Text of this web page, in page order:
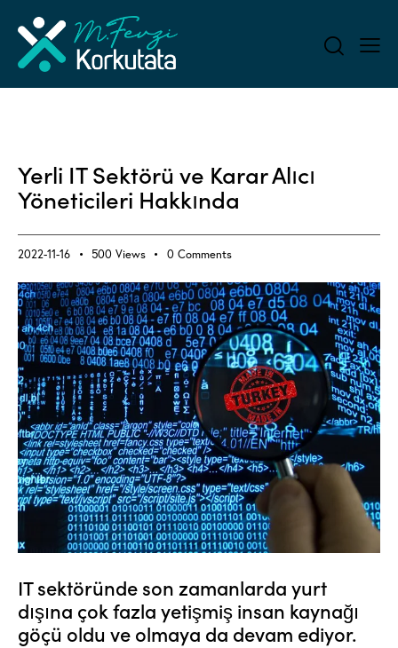
Yerli IT Sektörü ve Karar Alıcı
Yöneticileri Hakkında
2022-11-16 500 Views 0 Comments
IT sektöründe son zamanlarda yurt
dışına çok fazla yetişmiş insan kaynağı
göçü oldu ve olmaya da devam ediyor.